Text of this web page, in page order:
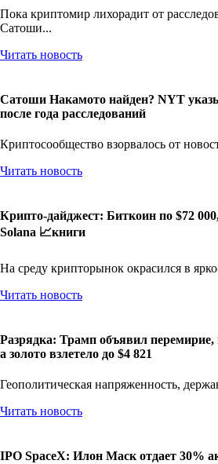
Пока криптомир лихорадит от
Сатоши...
Читать новость
Сатоши Накамото найден? NYT
после года расследований
Криптосообщество взорвалось от
Читать новость
Крипто-дайджест: Биткоин по $72
Solana 📈книги
На среду крипторынок окрасился в
Читать новость
Разрядка: Трамп объявил перемирие,
а золото взлетело до $4 821
Геополитическая напряженность,
Читать новость
IPO SpaceX: Илон Маск отдает 30%